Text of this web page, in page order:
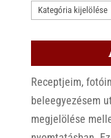
KATEGÓRIÁK
Receptjeim,
beleegyezésem
megjelölése